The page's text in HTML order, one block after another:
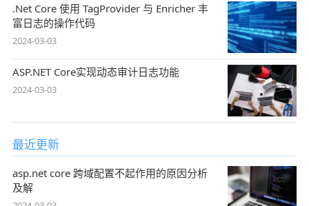
.Net Core 使用 TagProvider 与 Enricher 丰
富日志的操作代码
2024-03-03
ASP.NET Core实现动态审计日志功能
2024-03-03
最近更新
asp.net core 跨域配置不起作用的原因分析
及解